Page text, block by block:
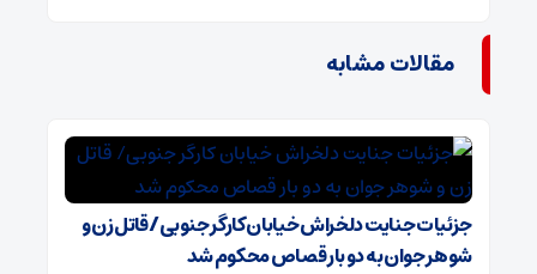
مقالات مشابه
جزئیات جنایت دلخراش خیابان کارگر جنوبی/ قاتل زن و
شوهر جوان به دو بار قصاص محکوم شد